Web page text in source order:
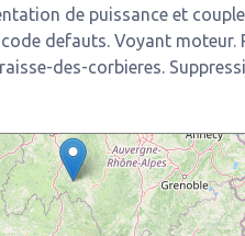
de puissance et
defauts. Voyant moteur.
des-corbieres.